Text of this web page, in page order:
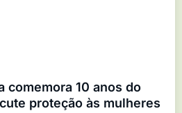
comemora 10 anos do
proteção às mulheres